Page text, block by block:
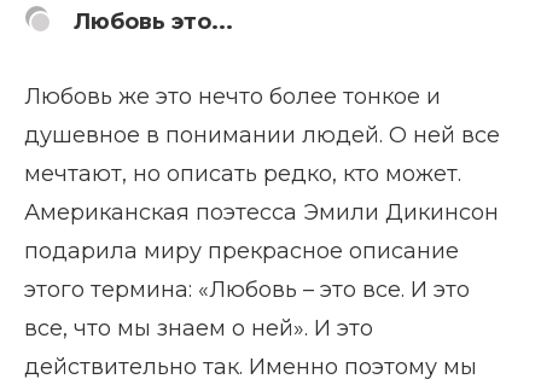
Любовь это...
Любовь же это нечто более тонкое и
душевное в понимании людей. О ней все
мечтают, но описать редко, кто может.
Американская поэтесса Эмили Дикинсон
подарила миру прекрасное описание
этого термина: «Любовь – это все. И это
все, что мы знаем о ней». И это
действительно так. Именно поэтому мы